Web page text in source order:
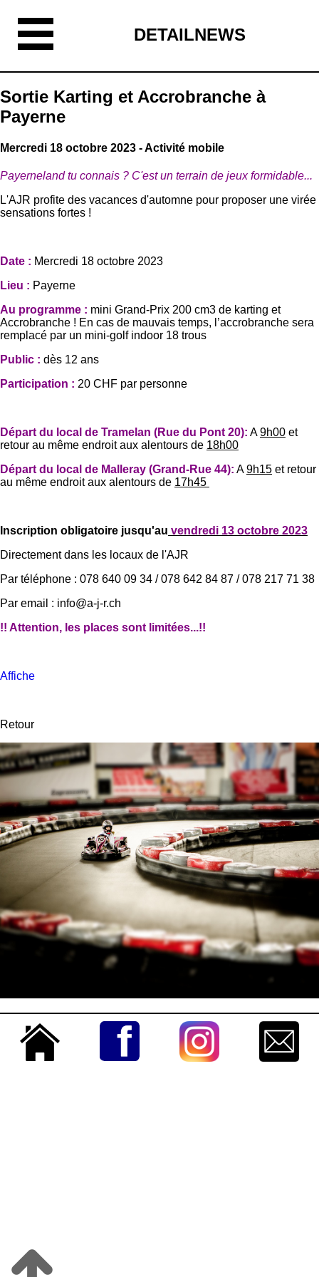
DETAILNEWS
Sortie Karting et Accrobranche à
Payerne
Mercredi 18 octobre 2023 - Activité mobile
Payerneland tu connais ? C'est un terrain de jeux formidable...
L'AJR profite des vacances d'automne pour proposer une virée
sensations fortes !
Date : Mercredi 18 octobre 2023
Lieu : Payerne
Au programme : mini Grand-Prix 200 cm3 de karting et
Accrobranche ! En cas de mauvais temps, l’accrobranche sera
remplacé par un mini-golf indoor 18 trous
Public : dès 12 ans
Participation : 20 CHF par personne
Départ du local de Tramelan (Rue du Pont 20): A9h00 et
retour au même endroit aux alentours de 18h00
Départ du local de Malleray (Grand-Rue 44): A9h15 et retour
au même endroit aux alentours de 17h45
Inscription obligatoire jusqu'au vendredi 13 octobre 2023
Directement dans les locaux de l'AJR
Par téléphone : 078 640 09 34 / 078 642 84 87 / 078 217 71 38
Par email : info@a-j-r.ch
!! Attention, les places sont limitées...!!
Affiche
Retour